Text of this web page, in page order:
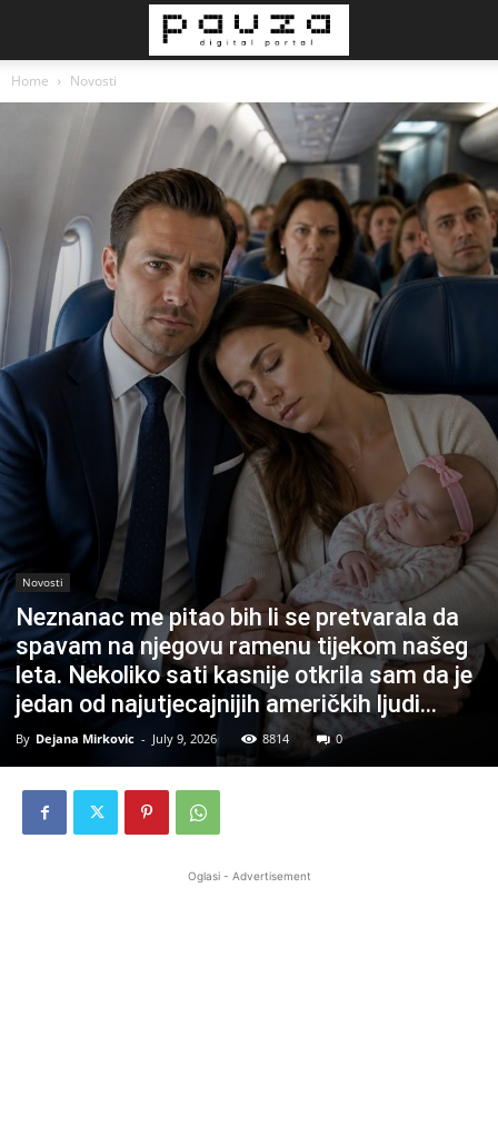
Home Novosti
Novosti
Neznanac me pitao bih li se pretvarala da
spavam na njegovu ramenu tijekom našeg
leta. Nekoliko sati kasnije otkrila sam da je
jedan od najutjecajnijih američkih ljudi…
By Dejana Mirkovic - July 9, 2026 8814 0
Oglasi - Advertisement